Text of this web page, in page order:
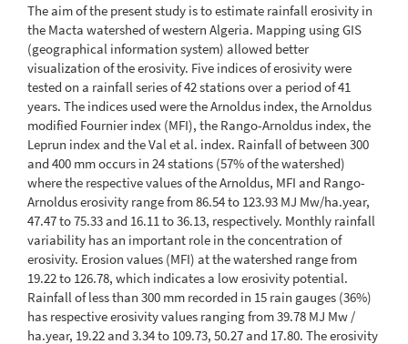
The aim of the present study is to estimate rainfall erosivity in
the Macta watershed of western Algeria. Mapping using GIS
(geographical information system) allowed better
visualization of the erosivity. Five indices of erosivity were
tested on a rainfall series of 42 stations over a period of 41
years. The indices used were the Arnoldus index, the Arnoldus
modified Fournier index (MFI), the Rango-Arnoldus index, the
Leprun index and the Val et al. index. Rainfall of between 300
and 400 mm occurs in 24 stations (57% of the watershed)
where the respective values of the Arnoldus, MFI and Rango-
Arnoldus erosivity range from 86.54 to 123.93 MJ Mw/ha.year,
47.47 to 75.33 and 16.11 to 36.13, respectively. Monthly rainfall
variability has an important role in the concentration of
erosivity. Erosion values (MFI) at the watershed range from
19.22 to 126.78, which indicates a low erosivity potential.
Rainfall of less than 300 mm recorded in 15 rain gauges (36%)
has respective erosivity values ranging from 39.78 MJ Mw /
ha.year, 19.22 and 3.34 to 109.73, 50.27 and 17.80. The erosivity